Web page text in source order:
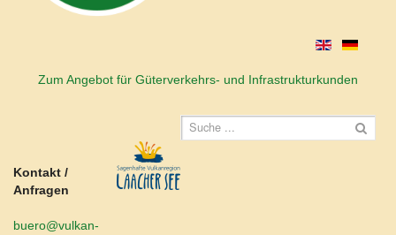
Zum Angebot für Güterverkehrs- und Infrastrukturkunden
Kontakt /
Anfragen
buero@vulkan-